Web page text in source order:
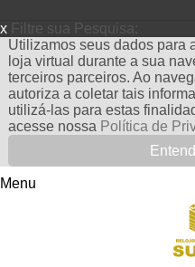
x Filtre sua Pesquisa:
Utilizamos seus dados para
loja virtual durante a sua
terceiros parceiros. Ao
autoriza a coletar tais
utilizá-las para estas
acesse nossa Política de
Menu